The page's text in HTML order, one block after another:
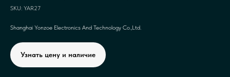
SKU: YAR27
Shanghai Yonzoe Electronics And Technology Co.,Ltd.
Узнать цену и наличие